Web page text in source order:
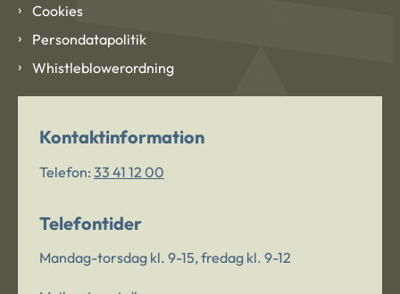
Cookies
Persondatapolitik
Whistleblowerordning
Kontaktinformation
Telefon: 33 41 12 00
Telefontider
Mandag-torsdag kl. 9-15, fredag kl. 9-12